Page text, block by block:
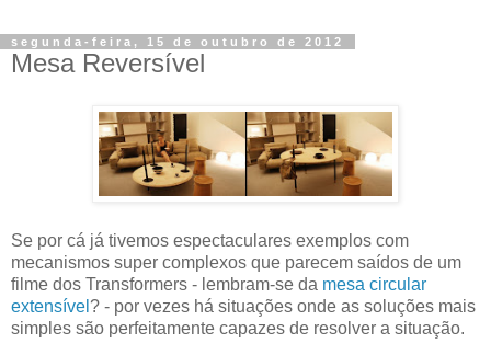
segunda-feira, 15 de outubro de 2012
Mesa Reversível
Se por cá já tivemos espectaculares exemplos com
mecanismos super complexos que parecem saídos de um
filme dos Transformers - lembram-se da mesa circular
extensível ? - por vezes há situações onde as soluções mais
simples são perfeitamente capazes de resolver a situação.